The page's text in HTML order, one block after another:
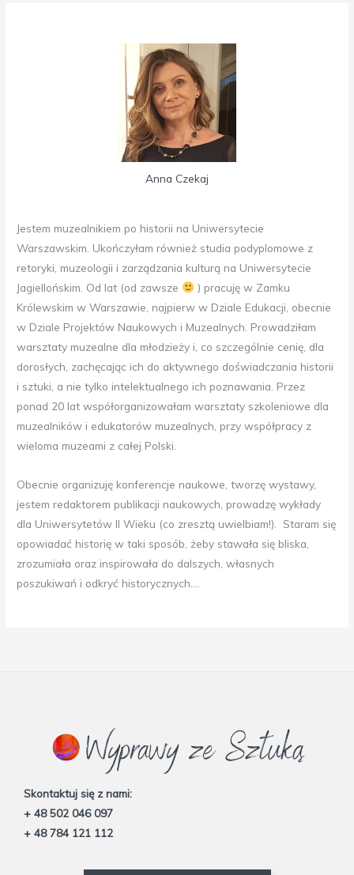
Anna Czekaj
Jestem muzealnikiem po historii na Uniwersytecie
Warszawskim. Ukończyłam również studia podyplomowe z
retoryki, muzeologii i zarządzania kulturą na Uniwersytecie
Jagiellońskim. Od lat (od zawsze
) pracuję w Zamku
Królewskim w Warszawie, najpierw w Dziale Edukacji, obecnie
w Dziale Projektów Naukowych i Muzealnych. Prowadziłam
warsztaty muzealne dla młodzieży i, co szczególnie cenię, dla
dorosłych, zachęcając ich do aktywnego doświadczania historii
i sztuki, a nie tylko intelektualnego ich poznawania. Przez
ponad 20 lat współorganizowałam warsztaty szkoleniowe dla
muzealników i edukatorów muzealnych, przy współpracy z
wieloma muzeami z całej Polski.
Obecnie organizuję konferencje naukowe, tworzę wystawy,
jestem redaktorem publikacji naukowych, prowadzę wykłady
dla Uniwersytetów II Wieku (co zresztą uwielbiam!). Staram się
opowiadać historię w taki sposób, żeby stawała się bliska,
zrozumiała oraz inspirowała do dalszych, własnych
poszukiwań i odkryć historycznych….
Skontaktuj się z nami:
+ 48 502 046 097
+ 48 784 121 112